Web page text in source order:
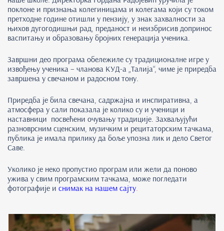
поклоне и признања колегиницама и колегама који су током
претходне године отишли у пензију, у знак захвалности за
њихов дугогодишњи рад, преданост и неизбрисив допринос
васпитању и образовању бројних генерација ученика.
Завршни део програма обележиле су традиционалне игре у
извођењу ученика – чланова КУД-а „Талија“, чиме је приредба
завршена у свечаном и радосном тону.
Приредба је била свечана, садржајна и инспиративна, а
атмосфера у сали показала је колико су и ученици и
наставници посвећени очувању традиције. Захваљујући
разноврсним сценским, музичким и рецитаторским тачкама,
публика је имала прилику да боље упозна лик и дело Светог
Саве.
Уколико је неко пропустио програм или жели да поново
ужива у свим програмским тачкама, може погледати
фотографије и снимак на нашем сајту